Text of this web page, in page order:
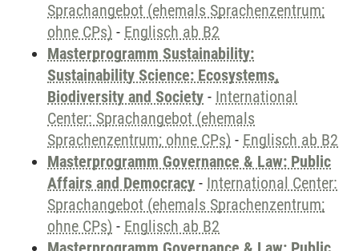
Sprachangebot (ehemals Sprachenzentrum;
ohne CPs) - Englisch ab B2
Masterprogramm Sustainability:
Sustainability Science: Ecosystems,
Biodiversity and Society - International
Center: Sprachangebot (ehemals
Sprachenzentrum; ohne CPs) - Englisch ab B2
Masterprogramm Governance & Law: Public
Affairs and Democracy - International Center:
Sprachangebot (ehemals Sprachenzentrum;
ohne CPs) - Englisch ab B2